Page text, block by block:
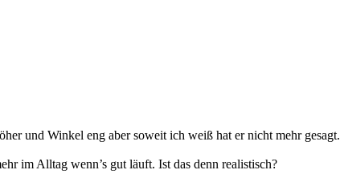
und Winkel eng aber soweit ich weiß hat er nicht mehr gesagt.
im Alltag wenn’s gut läuft. Ist das denn realistisch?